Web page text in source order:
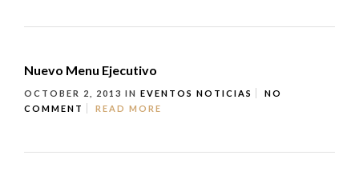
Nuevo Menu Ejecutivo
OCTOBER 2, 2013 IN EVENTOS NOTICIAS
NO
COMMENT
READ MORE